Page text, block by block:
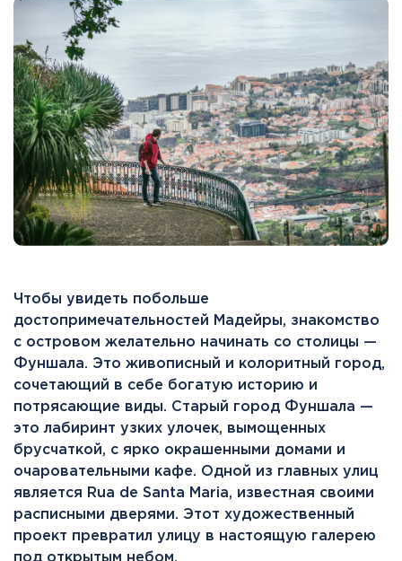
Чтобы увидеть побольше
достопримечательностей Мадейры, знакомство
с островом желательно начинать со столицы —
Фуншала. Это живописный и колоритный город,
сочетающий в себе богатую историю и
потрясающие виды. Старый город Фуншала —
это лабиринт узких улочек, вымощенных
брусчаткой, с ярко окрашенными домами и
очаровательными кафе. Одной из главных улиц
является Rua de Santa Maria, известная своими
расписными дверями. Этот художественный
проект превратил улицу в настоящую галерею
под открытым небом.